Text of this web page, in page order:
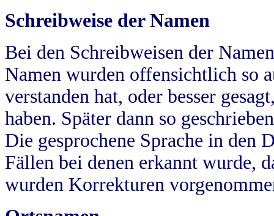
Schreibweise der Namen
Bei den Schreibweisen der
Namen wurden offensichtlich so
verstanden hat, oder besser
haben. Später dann so
Die gesprochene Sprache in
Fällen bei denen erkannt wurde,
wurden Korrekturen